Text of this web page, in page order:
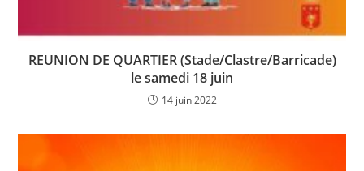
REUNION DE QUARTIER (Stade/Clastre/Barricade)
le samedi 18 juin
14 juin 2022